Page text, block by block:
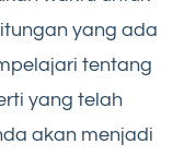
yang ada
tentang
yang telah
akan menjadi